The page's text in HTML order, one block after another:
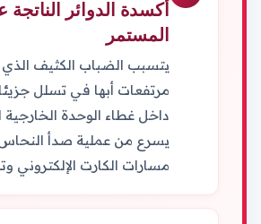
أكسدة الدوائر
المستمر
يتسبب الضباب الكثيف الذي
مرتفعات أبها في تسلل
داخل غطاء الوحدة
يسرع من عملية صدأ
مسارات الكارت الإلكتروني